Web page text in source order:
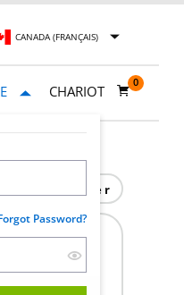
CANADA (FRANÇAIS)
Password?
CHARIOT
0
Imprimer